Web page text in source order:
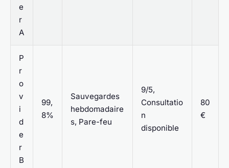
e
r
A
P
r
o
v
i
d
e
r
B
99,
8%
Sauvegardes
hebdomadaire
s, Pare-feu
9/5,
Consultatio
n
disponible
80
€